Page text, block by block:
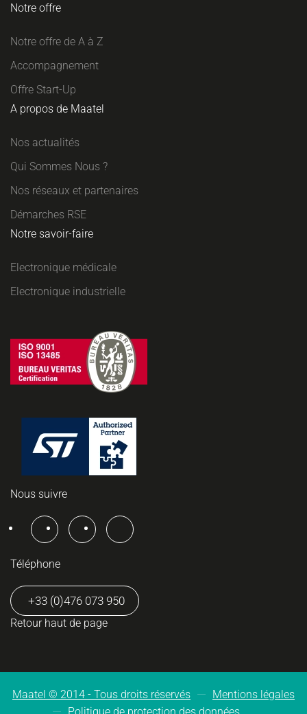
Notre offre
Notre offre de A à Z
Accompagnement
Offre Start-Up
A propos de Maatel
Nos actualités
Qui Sommes Nous ?
Nos réseaux et partenaires
Démarches RSE
Notre savoir-faire
Electronique médicale
Electronique industrielle
Nous suivre
Téléphone
+33 (0)476 073 950
Retour haut de page
Maatel © 2014 - Tous droits réservés
Mentions légales
Politique de protection des données